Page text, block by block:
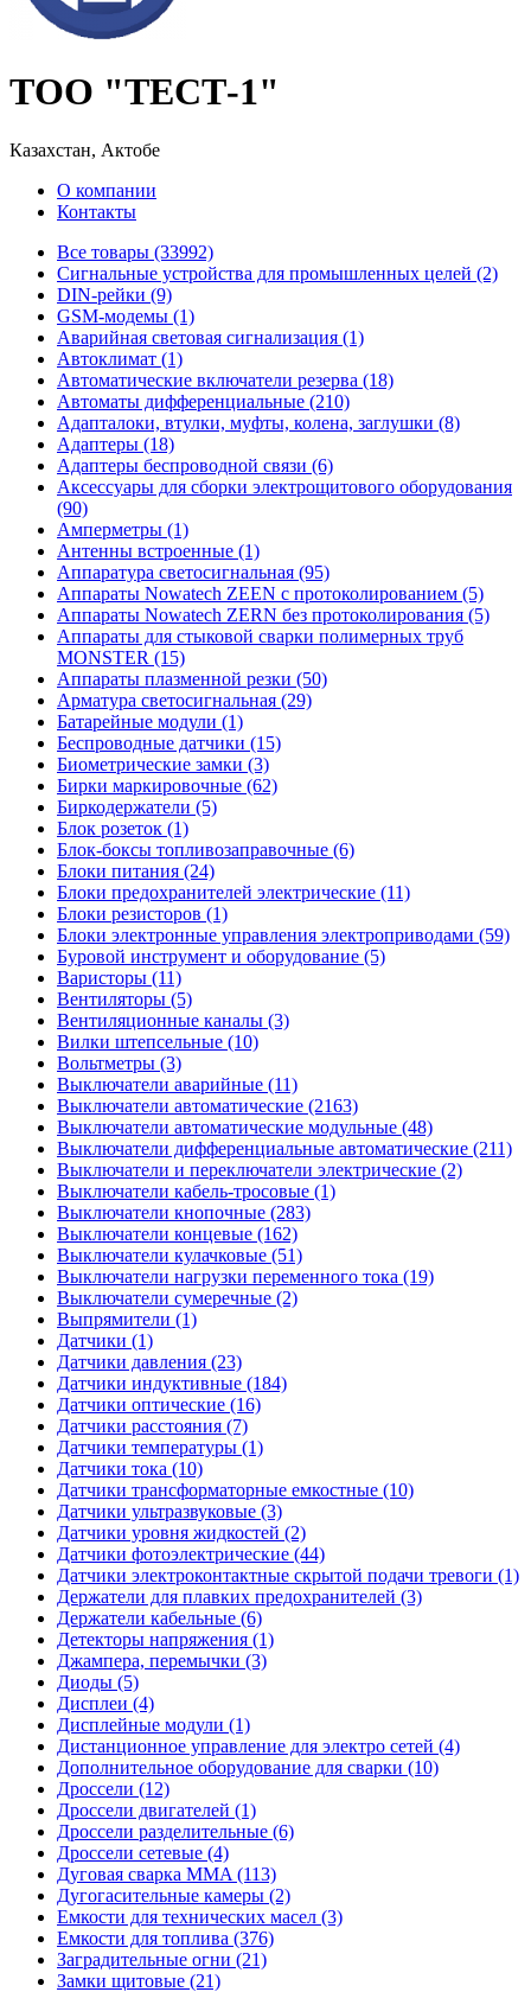
ТОО "ТЕСТ-1"
Казахстан, Актобе
О компании
Контакты
Все товары (33992)
Cигнальные устройства для промышленных целей (2)
DIN-рейки (9)
GSM-модемы (1)
Аварийная световая сигнализация (1)
Автоклимат (1)
Автоматические включатели резерва (18)
Автоматы дифференциальные (210)
Адапталоки, втулки, муфты, колена, заглушки (8)
Адаптеры (18)
Адаптеры беспроводной связи (6)
Аксессуары для сборки электрощитового оборудования
(90)
Амперметры (1)
Антенны встроенные (1)
Аппаратура светосигнальная (95)
Аппараты Nowatech ZEEN c протоколированием (5)
Аппараты Nowatech ZERN без протоколирования (5)
Аппараты для стыковой сварки полимерных труб
MONSTER (15)
Аппараты плазменной резки (50)
Арматура светосигнальная (29)
Батарейные модули (1)
Беспроводные датчики (15)
Биометрические замки (3)
Бирки маркировочные (62)
Биркодержатели (5)
Блок розеток (1)
Блок-боксы топливозаправочные (6)
Блоки питания (24)
Блоки предохранителей электрические (11)
Блоки резисторов (1)
Блоки электронные управления электроприводами (59)
Буровой инструмент и оборудование (5)
Варисторы (11)
Вентиляторы (5)
Вентиляционные каналы (3)
Вилки штепсельные (10)
Вольтметры (3)
Выключатели аварийные (11)
Выключатели автоматические (2163)
Выключатели автоматические модульные (48)
Выключатели дифференциальные автоматические (211)
Выключатели и переключатели электрические (2)
Выключатели кабель-тросовые (1)
Выключатели кнопочные (283)
Выключатели концевые (162)
Выключатели кулачковые (51)
Выключатели нагрузки переменного тока (19)
Выключатели сумеречные (2)
Выпрямители (1)
Датчики (1)
Датчики давления (23)
Датчики индуктивные (184)
Датчики оптические (16)
Датчики расстояния (7)
Датчики температуры (1)
Датчики тока (10)
Датчики трансформаторные емкостные (10)
Датчики ультразвуковые (3)
Датчики уровня жидкостей (2)
Датчики фотоэлектрические (44)
Датчики электроконтактные скрытой подачи тревоги (1)
Держатели для плавких предохранителей (3)
Держатели кабельные (6)
Детекторы напряжения (1)
Джампера, перемычки (3)
Диоды (5)
Дисплеи (4)
Дисплейные модули (1)
Дистанционное управление для электро сетей (4)
Дополнительное оборудование для сварки (10)
Дроссели (12)
Дроссели двигателей (1)
Дроссели разделительные (6)
Дроссели сетевые (4)
Дуговая сварка MMA (113)
Дугогасительные камеры (2)
Емкости для технических масел (3)
Емкости для топлива (376)
Заградительные огни (21)
Замки щитовые (21)